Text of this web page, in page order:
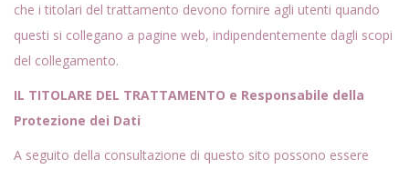
che i titolari del trattamento devono fornire agli utenti quando
questi si collegano a pagine web, indipendentemente dagli scopi
del collegamento.
IL TITOLARE DEL TRATTAMENTO e Responsabile della
Protezione dei Dati
A seguito della consultazione di questo sito possono essere